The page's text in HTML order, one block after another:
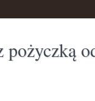
pożyczką